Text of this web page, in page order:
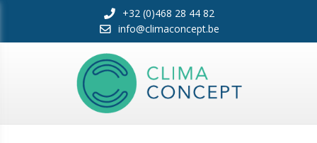
+32 (0)468 28 44 82
info@climaconcept.be